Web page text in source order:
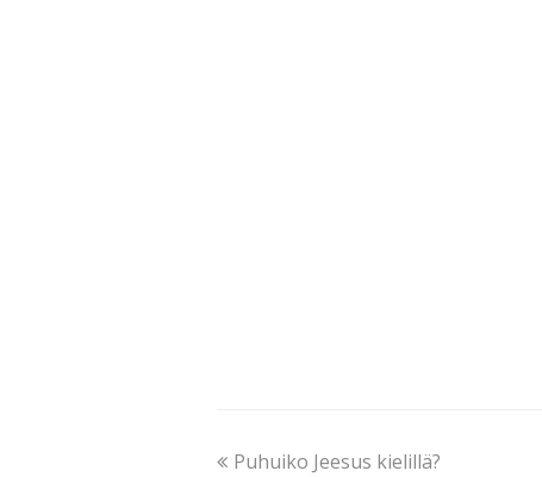
Puhuiko Jeesus kielillä?